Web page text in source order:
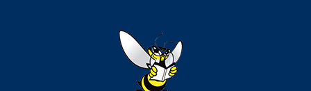
Izletište i vinotočje VINIA